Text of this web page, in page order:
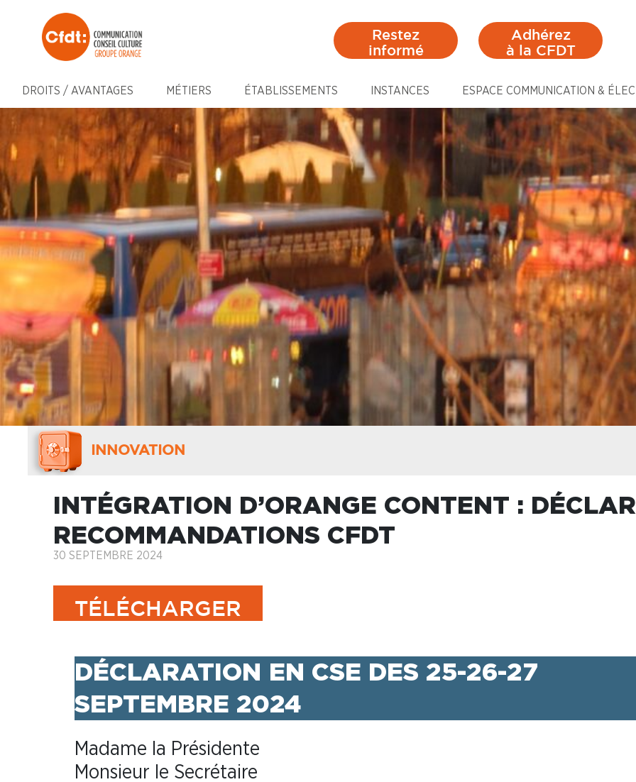
Restez
informé
Adhérez
à la CFDT
DROITS / AVANTAGES MÉTIERS ÉTABLISSEMENTS INSTANCES ESPACE COMMUNICATION &
INNOVATION
INTÉGRATION D’ORANGE CONTENT :
RECOMMANDATIONS CFDT
30 SEPTEMBRE 2024
TÉLÉCHARGER
DÉCLARATION EN CSE DES 25-26-27
SEPTEMBRE 2024
Madame la Présidente
Monsieur le Secrétaire